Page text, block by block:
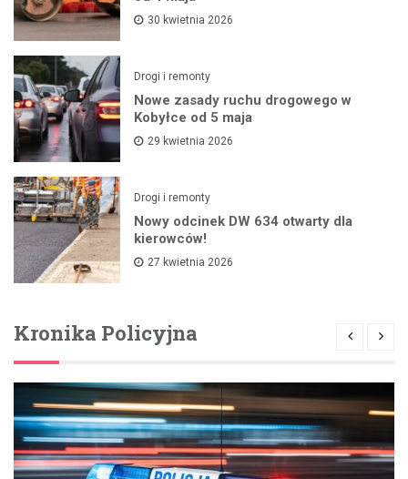
30 kwietnia 2026
Drogi i remonty
Nowe zasady ruchu drogowego w
Kobyłce od 5 maja
29 kwietnia 2026
Drogi i remonty
Nowy odcinek DW 634 otwarty dla
kierowców!
27 kwietnia 2026
Kronika Policyjna